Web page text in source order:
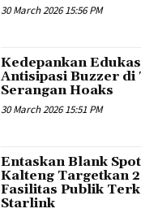
30 March 2026 15:56 PM
Kedepankan
Antisipasi Buzzer di
Serangan Hoaks
30 March 2026 15:51 PM
Entaskan Blank
Kalteng Targetkan
Fasilitas Publik
Starlink